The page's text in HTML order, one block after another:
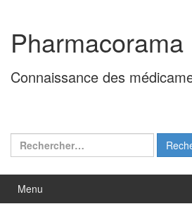
contenu
menu
principal
Pharmacorama
Connaissance des
Rechercher :
Menu